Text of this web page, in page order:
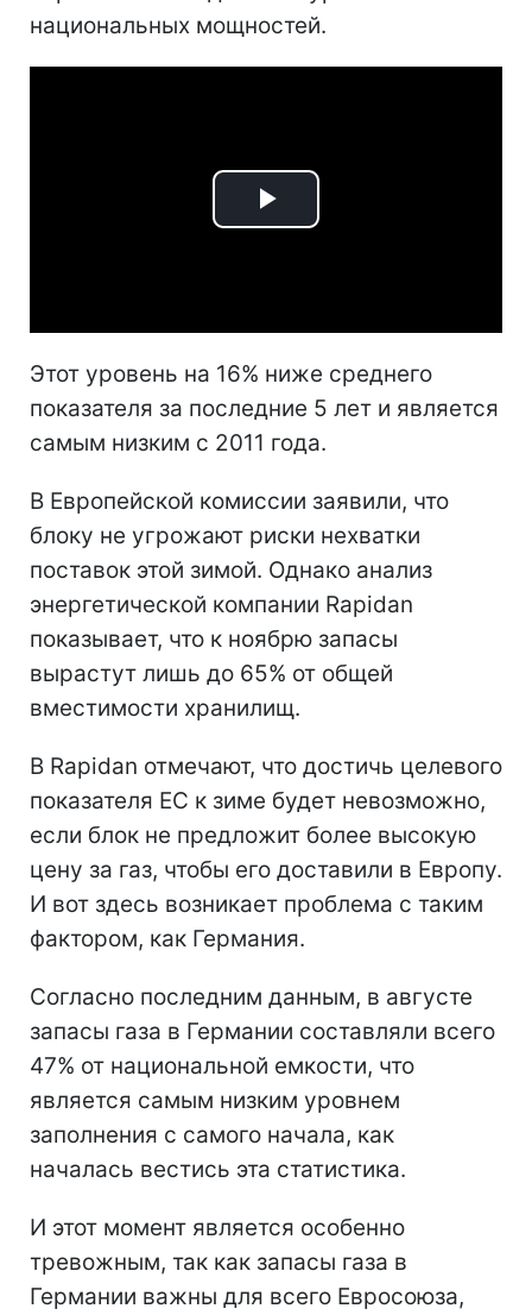
национальных мощностей.
Play
Этот уровень на 16% ниже среднего
показателя за последние 5 лет и является
самым низким с 2011 года.
В Европейской комиссии заявили, что
блоку не угрожают риски нехватки
поставок этой зимой. Однако анализ
энергетической компании Rapidan
показывает, что к ноябрю запасы
вырастут лишь до 65% от общей
вместимости хранилищ.
В Rapidan отмечают, что достичь целевого
показателя ЕС к зиме будет невозможно,
если блок не предложит более высокую
цену за газ, чтобы его доставили в Европу.
И вот здесь возникает проблема с таким
фактором, как Германия.
Согласно последним данным, в августе
запасы газа в Германии составляли всего
47% от национальной емкости, что
является самым низким уровнем
заполнения с самого начала, как
началась вестись эта статистика.
И этот момент является особенно
тревожным, так как запасы газа в
Германии важны для всего Евросоюза,